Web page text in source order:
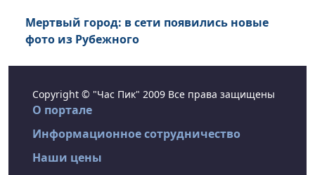
Мертвый город: в сети появились новые
фото из Рубежного
Copyright © "Час Пик" 2009 Все права защищены
О портале
Информационное сотрудничество
Наши цены